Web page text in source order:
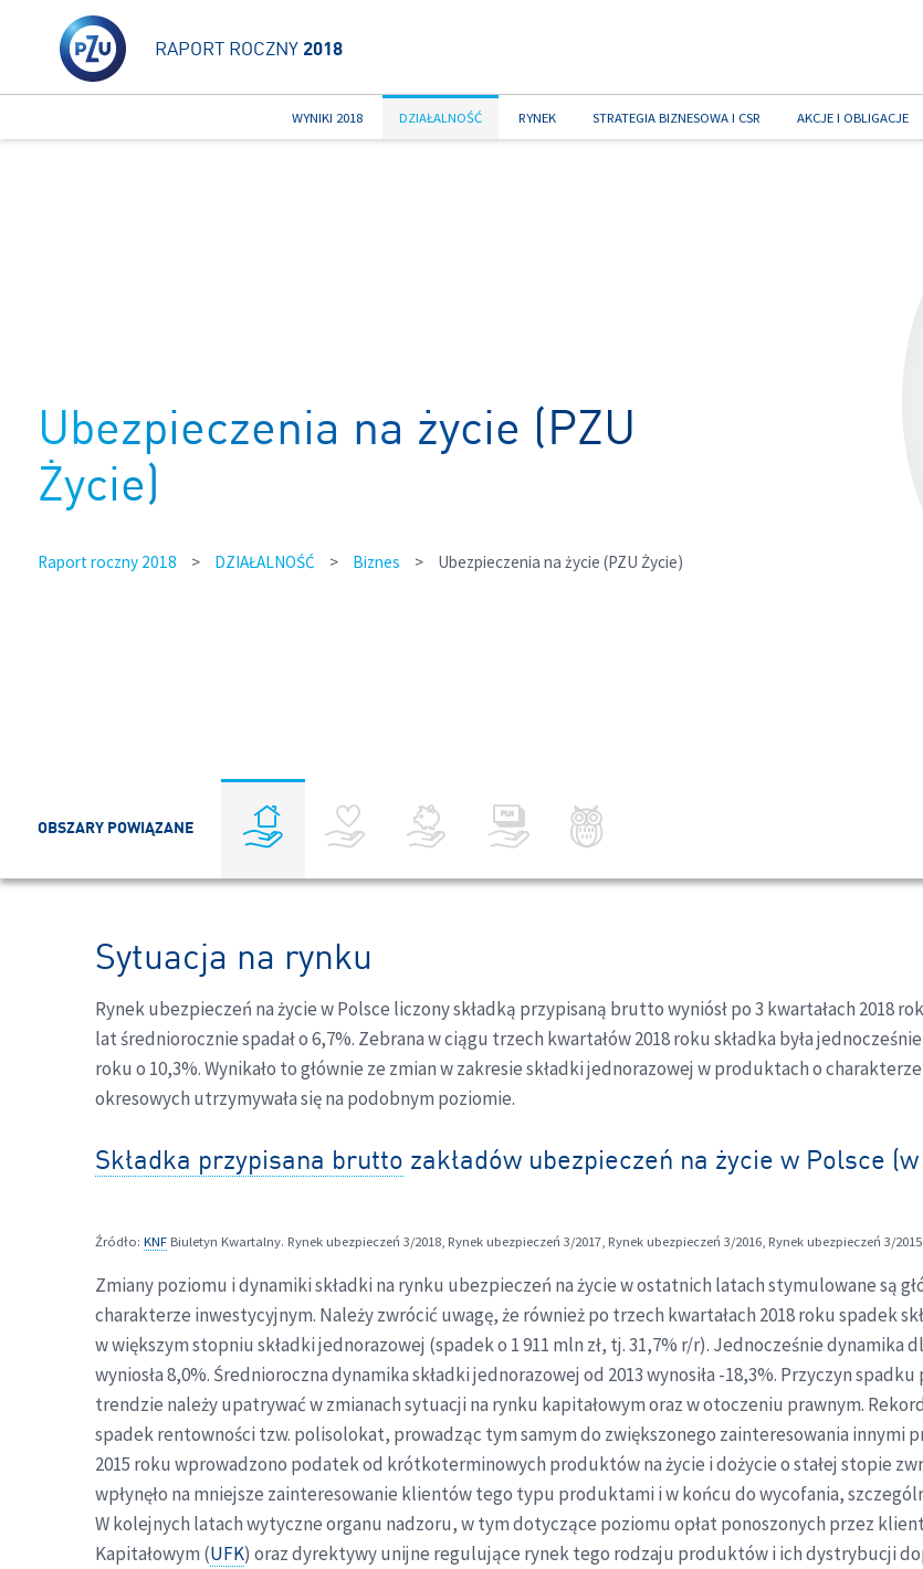
RAPORT ROCZNY 2018
WYNIKI 2018 DZIAŁALNOŚĆ RYNEK STRATEGIA BIZNESOWA I CSR AKCJE I OBLIGACJE
Ubezpieczenia na życie (PZU
Życie)
Raport roczny 2018 > DZIAŁALNOŚĆ > Biznes > Ubezpieczenia na życie (PZU Życie)
OBSZARY POWIĄZANE
Sytuacja na rynku
Rynek ubezpieczeń na życie w Polsce liczony składką przypisaną brutto wyniósł po 3 kwartałach 2018
lat średniorocznie spadał o 6,7%. Zebrana w ciągu trzech kwartałów 2018 roku składka była
roku o 10,3%. Wynikało to głównie ze zmian w zakresie składki jednorazowej w produktach o
okresowych utrzymywała się na podobnym poziomie.
Składka przypisana brutto zakładów ubezpieczeń na życie w Polsce (w
Źródło: KNFBiuletyn Kwartalny. Rynek ubezpieczeń 3/2018, Rynek ubezpieczeń 3/2017, Rynek ubezpieczeń 3/2016, Rynek ubezpieczeń 3/
Zmiany poziomu i dynamiki składki na rynku ubezpieczeń na życie w ostatnich latach stymulowane są
charakterze inwestycyjnym. Należy zwrócić uwagę, że również po trzech kwartałach 2018 roku spadek
w większym stopniu składki jednorazowej (spadek o 1 911 mln zł, tj. 31,7% r/r). Jednocześnie dynamika
wyniosła 8,0%. Średnioroczna dynamika składki jednorazowej od 2013 wynosiła -18,3%. Przyczyn
trendzie należy upatrywać w zmianach sytuacji na rynku kapitałowym oraz w otoczeniu prawnym.
spadek rentowności tzw. polisolokat, prowadząc tym samym do zwiększonego zainteresowania innymi
2015 roku wprowadzono podatek od krótkoterminowych produktów na życie i dożycie o stałej stopie
wpłynęło na mniejsze zainteresowanie klientów tego typu produktami i w końcu do wycofania,
W kolejnych latach wytyczne organu nadzoru, w tym dotyczące poziomu opłat ponoszonych przez
Kapitałowym (UFK) oraz dyrektywy unijne regulujące rynek tego rodzaju produktów i ich dystrybucji